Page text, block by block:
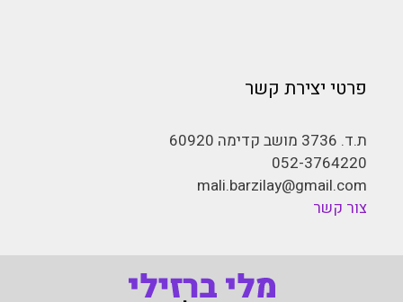
פרטי יצירת קשר
ת.ד. 3736 מושב קדימה 60920
052-3764220
mali.barzilay@gmail.com
צור קשר